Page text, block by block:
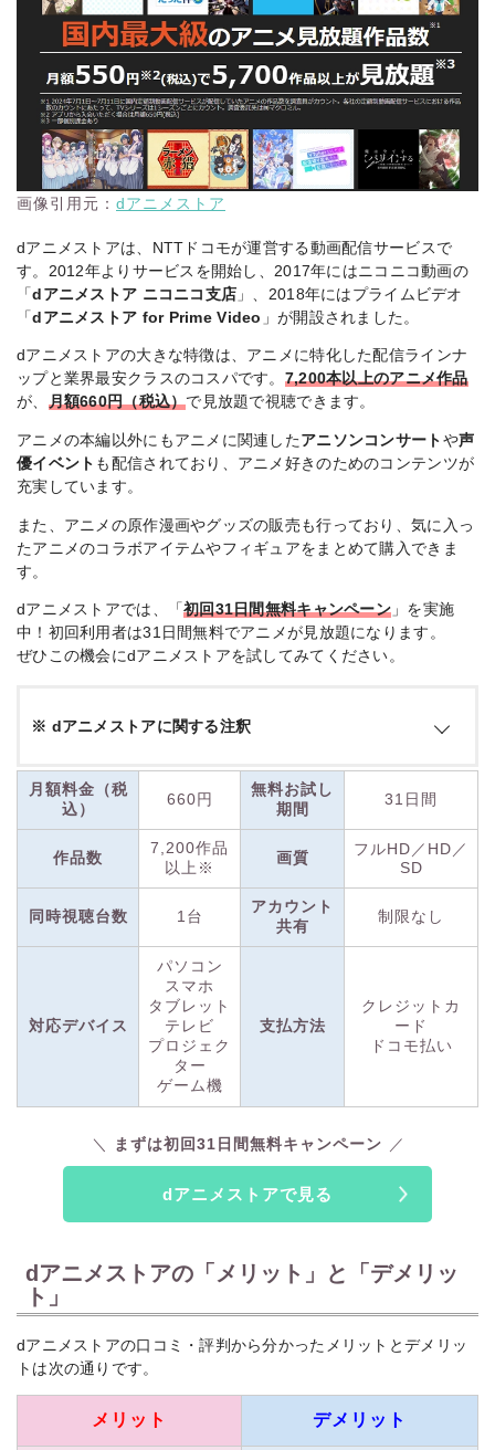
8月
中・毎
週配信
内
ア
ニ
メ
のは EXCEEDS Gu
n Blaze Vengeanc
e
地上波同時・最速。
人気魔法少女シリー
ズの新作
8月
中・毎
週配信
国
ア
ニ
メ
乙女ゲー世界はモブ
に厳しい世界です2
人気異世界転生シリ
ーズの第2期
8月
中・毎
週配信
内
ア
ニ
メ
『ぐらんぶる』Sea
son 3
人気青春ダイビング
コメディの新シーズ
ン
8月
中・毎
週配信
内
ア
ニ
「逃げ上手の若君」
第二期
人気歴史アニメの新
シーズン
8月
中・毎
週配信
国
内
ア
ニ
『ONE PIECE』の
ーズ
中・毎
週日曜
12:00
ア
ニ
メ
BLEACH 千年血戦
篇-禍進譚-
クール。最新エピソ
ードを順次配信
日
ア
メ
Re:ゼロから始める
異世界生活 4th sea
EMA・dアニメスト
画像引用元： dアニメストア
dアニメストアは、NTTドコモが運営する動画配信サービスで
す。2012年よりサービスを開始し、2017年にはニコニコ動画の
「dアニメストア ニコニコ支店 」、2018年にはプライムビデオ
「dアニメストア for Prime Video 」が開設されました。
dアニメストアの大きな特徴は、アニメに特化した配信ラインナ
ップと業界最安クラスのコスパです。 7,200本以上のアニメ作品
が、 月額660円（税込）で見放題で視聴できます。
アニメの本編以外にもアニメに関連したアニソンコンサート や声
優イベント も配信されており、アニメ好きのためのコンテンツが
充実しています。
また、アニメの原作漫画やグッズの販売も行っており、気に入っ
たアニメのコラボアイテムやフィギュアをまとめて購入できま
す。
dアニメストアでは、「初回31日間無料キャンペーン 」を実施
中！初回利用者は31日間無料でアニメが見放題になります。
ぜひこの機会にdアニメストアを試してみてください。
※ dアニメストアに関する注釈
月額550円(税込)
契約日・解約日に関わらず、毎月１日～末日までの１か
月分の料金が発生します。 別途通信料その他レンタル
料金等サービスによっては別料金が発生します。
5,700作品以上見放題
見放題対象外コンテンツがあります。
先行配信
地上波TV放送（BS放送・CS放送は除きます）よりも早
く視聴できる作品、または、地上波TV放送後、 他社が
提供している国内の動画配信サービス（定額制・非定額
制含む）よりも早く視聴できる作品。 配信時期につい
ての詳細はdアニメストアHP等よりご確認ください。
初回初月無料（期間内解約の場合）
初回31日間無料（31日経過後は自動継続となり、その
ダウンロード機能
対応デバイスやご視聴条件など詳しくはdアニメストア
のホームページをご確認ください。 ダウンロードはWi-
Fiを利用して行うことをお勧めします。 一部作品はダ
ドコモユーザー以外の利用
ドコモの回線契約またはspモード契約がないお客さまが
本サービスをご利用いただくためには「dアカウント」
が必要です。 spモード契約でのご利用とサービス内容
やお支払い方法が異なる場合があります。
dポイントの利用
dポイントクラブ会員に限ります。
月額料金（税
込）
660円
無料お試し
期間
31日間
作品数
7,200作品
以上※
画質
フルHD／HD／
SD
同時視聴台数 1台
アカウント
共有
制限なし
対応デバイス
パソコン
スマホ
タブレット
テレビ
プロジェク
ター
ゲーム機
支払方法
クレジットカ
ード
ドコモ払い
まずは初回31日間無料キャンペーン
dアニメストアで見る
dアニメストアの「メリット」と「デメリッ
ト」
dアニメストアの口コミ・評判から分かったメリットとデメリッ
トは次の通りです。
メリット デメリット